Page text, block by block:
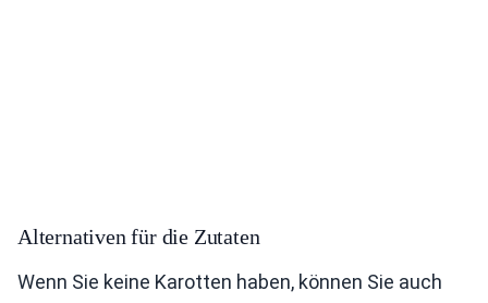
Alternativen für die Zutaten
Wenn Sie keine Karotten haben, können Sie auch